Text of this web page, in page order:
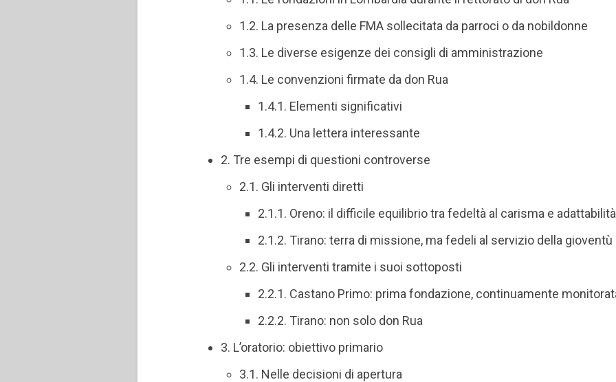
1.2. La presenza delle FMA sollecitata da parroci o da nobildonne
1.3. Le diverse esigenze dei consigli di amministrazione
1.4. Le convenzioni firmate da don Rua
1.4.1. Elementi significativi
1.4.2. Una lettera interessante
2. Tre esempi di questioni controverse
2.1. Gli interventi diretti
2.1.1. Oreno: il difficile equilibrio tra fedeltà al carisma e
2.1.2. Tirano: terra di missione, ma fedeli al servizio della gioventù
2.2. Gli interventi tramite i suoi sottoposti
2.2.1. Castano Primo: prima fondazione, continuamente
2.2.2. Tirano: non solo don Rua
3. L’oratorio: obiettivo primario
3.1. Nelle decisioni di apertura